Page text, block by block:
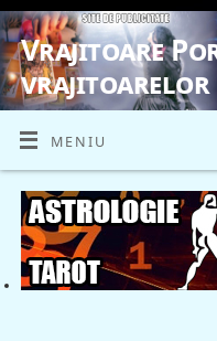
Vrajitoare
vrajitoarelor
VRAJITOARE,
MENIU